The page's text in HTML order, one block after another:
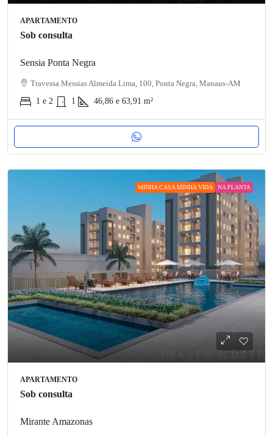
APARTAMENTO
Sob consulta
Sensia Ponta Negra
Travessa Messias Almeida Lima, 100, Ponta Negra, Manaus-AM
1 e 2
1 46,86 e 63,91 m²
MINHA CASA MINHA VIDA NA PLANTA
APARTAMENTO
Sob consulta
Mirante Amazonas